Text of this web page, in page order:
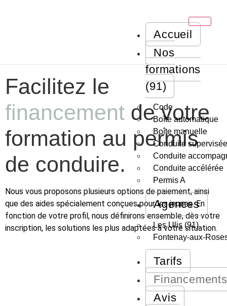
Accueil
Nos
formations
(91)
Code
Boîte automatique
Boîte manuelle
Conduite
Conduite
Conduite accélérée
Permis A
Agences
Les Ulis (91)
Fontenay-aux-
Tarifs
Financements
Avis
Facilitez le
financement de votre
formation au permis
de conduire.​
Nous vous proposons plusieurs options de paiement, ainsi
que des aides spécialement conçues pour les jeunes. En
fonction de votre profil, nous définirons ensemble, dès votre
inscription, les solutions les plus adaptées à votre situation.